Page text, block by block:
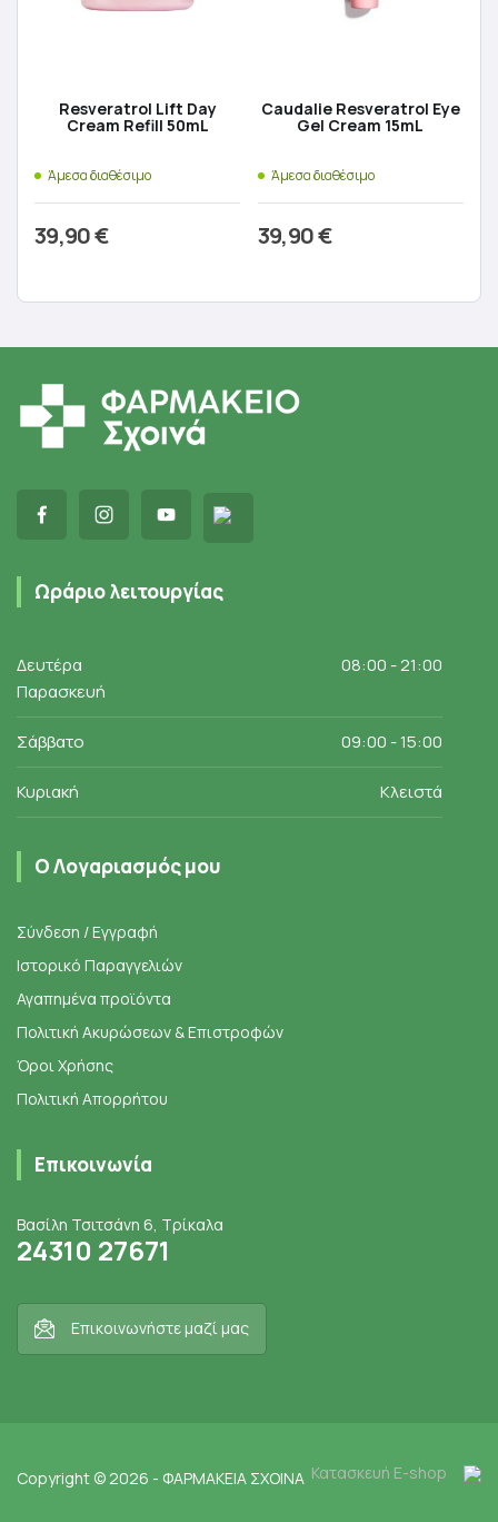
Resveratrol Lift Day
Cream Refill 50mL
Άμεσα διαθέσιμο
39,90€
Caudalie Resveratrol Eye
Gel Cream 15mL
Άμεσα διαθέσιμο
39,90€
Ωράριο λειτουργίας
Δευτέρα
Παρασκευή
08:00 - 21:00
Σάββατο 09:00 - 15:00
Κυριακή Κλειστά
Ο Λογαριασμός μου
Σύνδεση / Εγγραφή
Ιστορικό Παραγγελιών
Αγαπημένα προϊόντα
Πολιτική Ακυρώσεων & Επιστροφών
Όροι Χρήσης
Πολιτική Απορρήτου
Επικοινωνία
Βασίλη Τσιτσάνη 6, Τρίκαλα
24310 27671
Επικοινωνήστε μαζί μας
Copyright © 2026 - ΦΑΡΜΑΚΕΙΑ ΣΧΟΙΝΑ Κατασκευή E-shop